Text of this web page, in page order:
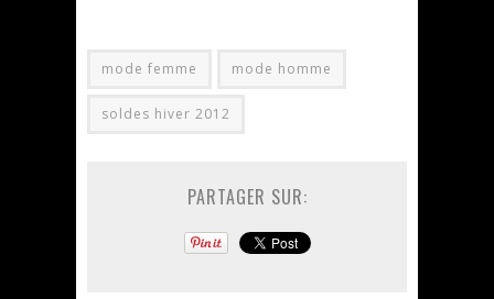
mode femme mode homme
soldes hiver 2012
PARTAGER SUR: